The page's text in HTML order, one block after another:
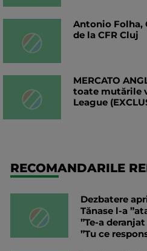
Antonio Folha,
de la CFR Cluj
MERCATO
toate mutările
League
RECOMANDARILE
Dezbatere
Tănase l-a
”Te-a
”Tu ce